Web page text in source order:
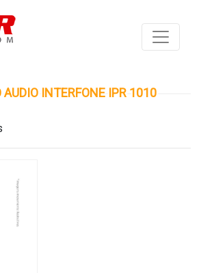
AUDIO INTERFONE IPR 1010